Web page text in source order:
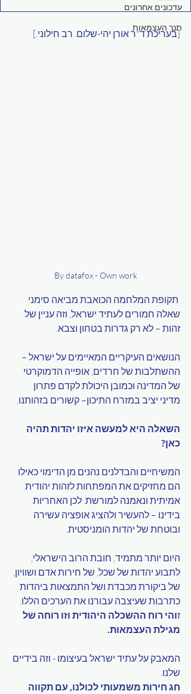
עדכונים אחרונים
תנך העצמאות
[בעריכת ד"ר אורן יהי-שלום. רב חילוני.]
By datafox - Own work
תקופת המלחמה הכואבת מביאה סימני
שאלה חמורים לעתיד ישראל, וזה עניין של
זהות – לא רק גדרות בטחון וצבא.
הנושאים העיקריים המאיימים על ישראל –
ההשתלבות של חרדים, אופייה הדמוקרטי
של המדינה וכמובן היכולת לקדם פתרון
מדיני יציב במזרח התיכון– קשורים בזהותנו.
השאלה היא למעשה איזו יהדות תהיה
כאן?
המשיחיים והבדלנים נהנים מן הדימוי כאילו
הם מחזיקים את המפתחות לזהות יהודית
אמיתית ונאמנה למורשת. לכן האחריות
בידינו – להעשיר ולהציג אופציה עשירה
ובוטחת של יהדות הומניסטית.
היום יותר מתמיד, חובת הרוב הישראלי,
לתבוע יהדות של שכל, של חירות אדם ושוויון,
של ביקורת מכבדת ושל התמצאות ביהדות
כתרבות שעיצבה עבורנו את הערכים הללו.
זוהי רוח ההשכלה היהודית וזו רוחה של
מגילת העצמאות.
המאבק על עתיד ישראל בעיצומו - וזה בידיים
שלנו.
חג חירות משמעותי לכולנו, עם תקווה